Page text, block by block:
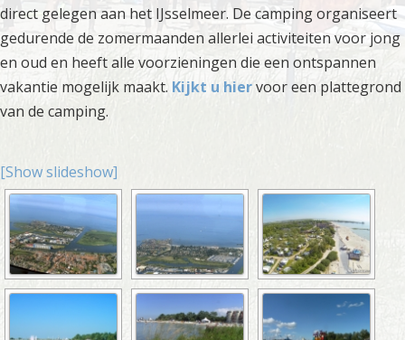
direct gelegen aan het IJsselmeer. De camping organiseert
gedurende de zomermaanden allerlei activiteiten voor jong
en oud en heeft alle voorzieningen die een ontspannen
vakantie mogelijk maakt. Kijkt u hiervoor een plattegrond
van de camping.
[Show slideshow]